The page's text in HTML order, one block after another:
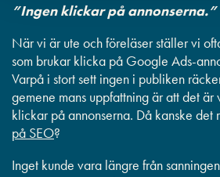
”Ingen klickar på annonserna.”
När vi är ute och föreläser ställer vi
som brukar klicka på Google Ads-
Varpå i stort sett ingen i publiken
gemene mans uppfattning är att det är
klickar på annonserna. Då kanske det
på SEO?
Inget kunde vara längre från